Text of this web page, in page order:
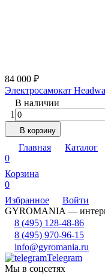
84 000 ₽
Электросамокат
В наличии
1
В корзину
Главная
Каталог
0
Корзина
0
Избранное
Войти
GYROMANIA —
8 (495) 128-48-86
8 (495) 970-96-15
info@gyromania.ru
Telegram
Мы в соцсетях